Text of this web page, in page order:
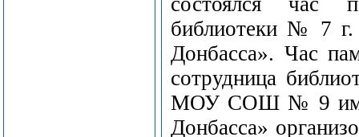
библиотеки № 7
Донбасса». Час
сотрудница
МОУ СОШ № 9 им.
Донбасса»